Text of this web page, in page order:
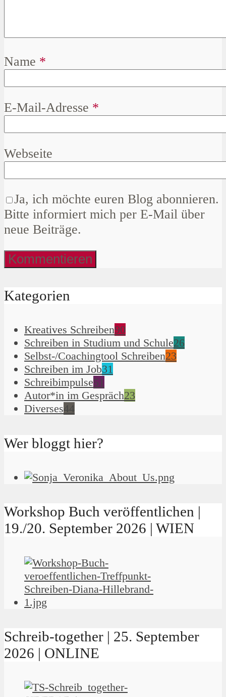
Name *
E-Mail-Adresse *
Webseite
Ja, ich möchte euren Blog abonnieren.
Bitte informiert mich per E-Mail über
neue Beiträge.
Kategorien
Kreatives Schreiben90
Schreiben in Studium und Schule26
Selbst-/Coachingtool Schreiben23
Schreiben im Job31
Schreibimpulse51
Autor*in im Gespräch23
Diverses44
Wer bloggt hier?
Workshop Buch veröffentlichen |
19./20. September 2026 | WIEN
Schreib-together | 25. September
2026 | ONLINE